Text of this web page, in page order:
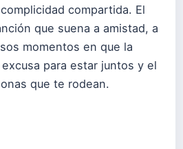
compartida. El
que suena a amistad, a
momentos en que la
para estar juntos y el
que te rodean.